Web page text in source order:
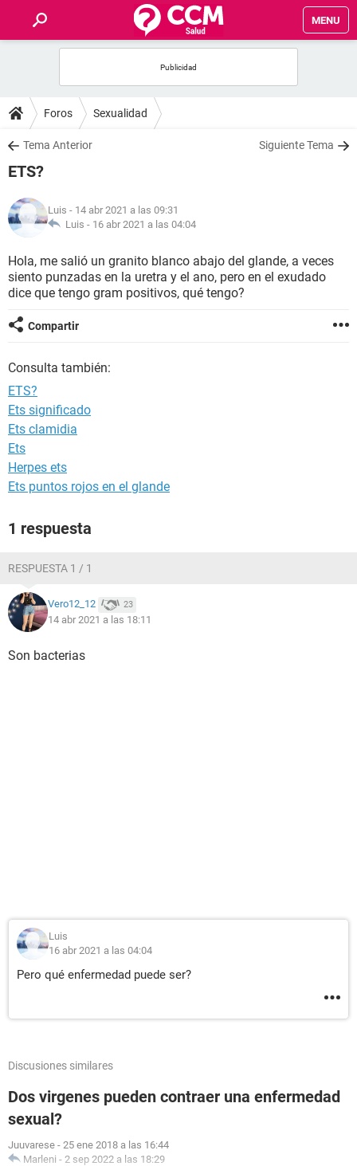
MENU
FOROS
SALUD
NUTRICIÓN
BIENESTAR
Foros Sexualidad
Tema Anterior Siguiente Tema
ETS?
Luis - 14 abr 2021 a las 09:31
Luis - 16 abr 2021 a las 04:04
Hola, me salió un granito blanco abajo del glande, a veces
siento punzadas en la uretra y el ano, pero en el exudado
dice que tengo gram positivos, qué tengo?
Compartir
Consulta también:
ETS?
Ets significado
Ets clamidia
Ets
Herpes ets
Ets puntos rojos en el glande
1 respuesta
RESPUESTA 1 / 1
Vero12_12 23
14 abr 2021 a las 18:11
Son bacterias
Luis
16 abr 2021 a las 04:04
Pero qué enfermedad puede ser?
Discusiones similares
Dos virgenes pueden contraer una enfermedad
sexual?
Juuvarese - 25 ene 2018 a las 16:44
Marleni - 2 sep 2022 a las 18:29